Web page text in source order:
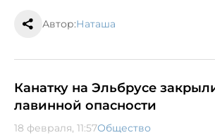
Автор:Наташа
Канатку на Эльбрусе
лавинной опасности
18 февраля, 11:57Общество